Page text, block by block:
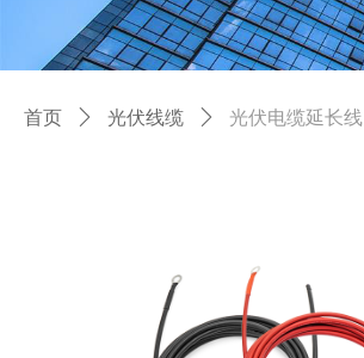
首页 ꄲ 光伏线缆 ꄲ 光伏电缆延长线